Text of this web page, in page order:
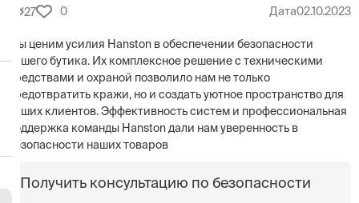
27 0 Дата02.10.2023
Мы ценим усилия Hanston в обеспечении безопасности
нашего бутика. Их комплексное решение с техническими
средствами и охраной позволило нам не только
предотвратить кражи, но и создать уютное пространство для
наших клиентов. Эффективность систем и профессиональная
поддержка команды Hanston дали нам уверенность в
безопасности наших товаров
Получить консультацию по безопасности